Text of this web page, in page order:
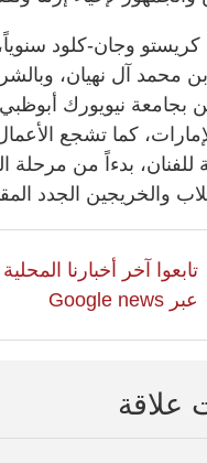
محمد آل نهيان،
بجامعة نيويورك
كما تشجع
للفنان، بدءاً من
والخريجين الجدد
تابعوا آخر أخبارنا
عبر Google news
علاقة